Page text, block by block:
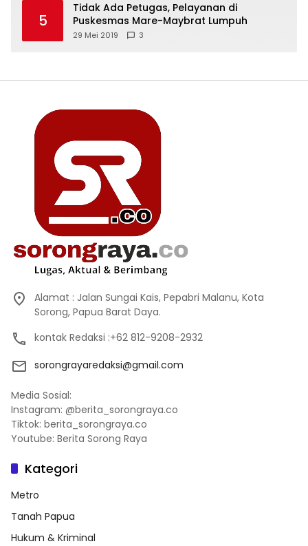
5
Tidak Ada Petugas, Pelayanan di
Puskesmas Mare-Maybrat Lumpuh
29 Mei 2019 3
Alamat : Jalan Sungai Kais, Pepabri Malanu, Kota
Sorong, Papua Barat Daya.
kontak Redaksi :+62 812-9208-2932
sorongrayaredaksi@gmail.com
Media Sosial:
Instagram: @berita_sorongraya.co
Tiktok: berita_sorongraya.co
Youtube: Berita Sorong Raya
Kategori
Metro
Tanah Papua
Hukum & Kriminal